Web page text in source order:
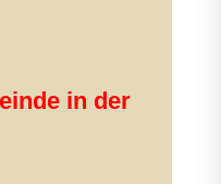
in der